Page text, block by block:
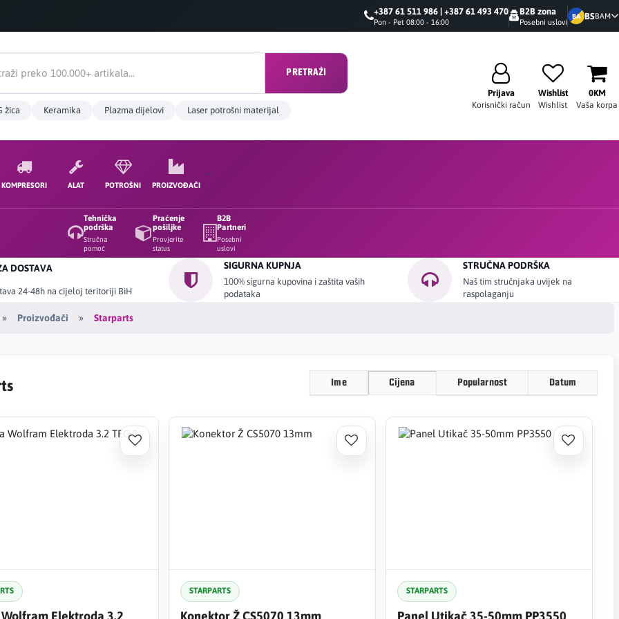
+387 61 511 986 | +387 61 493 470
Pon - Pet 08:00 - 16:00
B2B zona
Posebni uslovi
BA BSBAM
PRETRAŽI
žica Keramika Plazma dijelovi Laser potrošni materijal
Prijava
Korisnički račun
Wishlist
Wishlist
0KM
Vaša korpa
KOMPRESORI ALAT POTROŠNI PROIZVOĐAČI
Tehnička
podrška
Stručna
pomoć
Praćenje
pošiljke
Provjerite
status
B2B
Partneri
Posebni
uslovi
DOSTAVA
24-48h na cijeloj teritoriji BiH
SIGURNA KUPNJA
100% sigurna kupovina i zaštita vaših
podataka
STRUČNA PODRŠKA
Naš tim stručnjaka uvijek na
raspolaganju
Proizvođači Starparts
Ime Cijena Popularnost Datum
Elektroda 3.2
STARPARTS
Konektor Ž CS5070 13mm
STARPARTS
Panel Utikač 35-50mm PP3550